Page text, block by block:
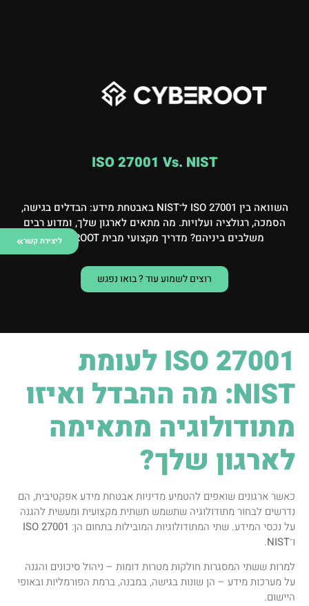
ליצירת קשר
ISO 27001 Vs. NIST
השוואה בין ISO 27001 ל־NIST באבטחת מידע: הבדלים בגישה,
הסמכה, רגולציה ועלויות. מה מתאים לארגון שלך, ומדוע רבים
משלבים ביניהם? מדריך מקצועי מבית CYBEROOT.
רוצים לשמוע עוד ? בואו נפגש
ISO 27001 לעומת
NIST: מה ההבדל ואיזו
מתודולוגיה מתאימה
לארגון שלך?
כאשר ארגונים שואפים להטמיע מדיניות אבטחת מידע אפקטיבית, הם
נדרשים לבחור מתודולוגיה שתשמש תשתית מקצועית ומעשית להגנה
על נכסי המידע. שתי המתודולוגיות המובילות בתחום הן: ISO 27001
ו־NIST
.
למרות ששתי המסגרות חולקות מטרות דומות – ניהול סיכונים והגנה
על מערכות מידע – הן שונות בגישה, במבנה, ברמת הפורמליות ובאופי
היישום.